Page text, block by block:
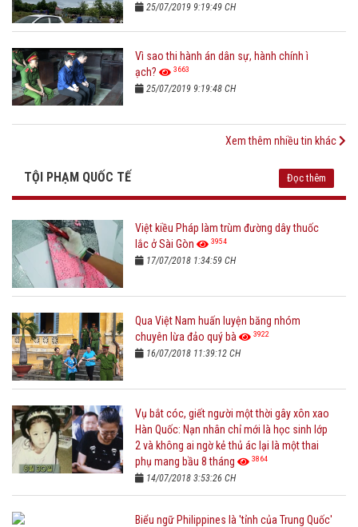
25/07/2019 9:19:49 CH
Vì sao thi hành án dân sự, hành chính ì
ạch?
3663
25/07/2019 9:19:48 CH
Xem thêm nhiều tin khác
TỘI PHẠM QUỐC TẾ Đọc thêm
Việt kiều Pháp làm trùm đường dây thuốc
lắc ở Sài Gòn
3954
17/07/2018 1:34:59 CH
Qua Việt Nam huấn luyện băng nhóm
chuyên lừa đảo quý bà
3922
16/07/2018 11:39:12 CH
Vụ bắt cóc, giết người một thời gây xôn xao
Hàn Quốc: Nạn nhân chỉ mới là học sinh lớp
2 và không ai ngờ kẻ thủ ác lại là một thai
phụ mang bầu 8 tháng
3864
14/07/2018 3:53:26 CH
Biểu ngữ Philippines là 'tỉnh của Trung Quốc'